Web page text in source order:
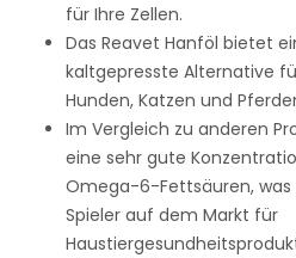
für Ihre Zellen.
Das Reavet Hanföl bietet
kaltgepresste Alternative
Hunden, Katzen und
Im Vergleich zu anderen
eine sehr gute
Omega-6-Fettsäuren, was
Spieler auf dem Markt für